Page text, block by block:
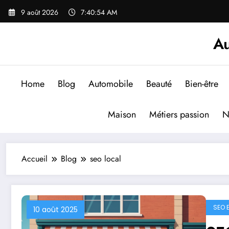
Aller
9 août 2026 7:40:55 AM
Home Blog Automobile Beauté Bien-être
Maison Métiers passion
Accueil Blog seo local
10 août 2025 SEO